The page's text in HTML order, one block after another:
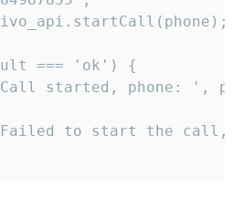
=== 'ok') {
started, phone: ',
to start the